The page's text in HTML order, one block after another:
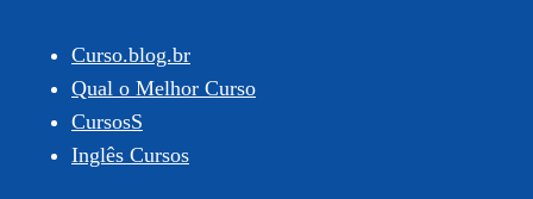
Curso.blog.br
Qual o Melhor Curso
CursosS
Inglês Cursos